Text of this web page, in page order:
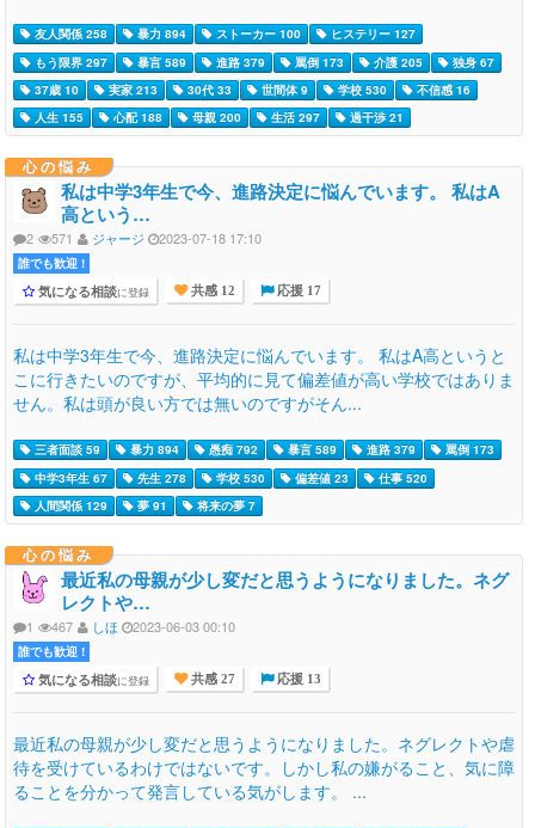
友人関係 258 暴力 894 ストーカー 100
ヒステリー 127
もう限界 297
暴言 589 進路 379 罵倒 173 介護 205
独身 67
37歳 10
実家 213 30代 33 世間体 9 学校 530
不信感 16
人生 155
心配 188 母親 200 生活 297 過干渉 21
心の悩み
私は中学3年生で今、進路決定に悩んでいます。 私はA
高という…
2 571 ジャージ 2023-07-18 17:10
誰でも歓迎 !
気になる相談に登録 共感 12 応援 17
私は中学3年生で今、進路決定に悩んでいます。 私はA高というと
こに行きたいのですが、平均的に見て偏差値が高い学校ではありま
せん。私は頭が良い方では無いのですがそん...
三者面談 59 暴力 894 愚痴 792 暴言 589 進路 379
罵倒 173
中学3年生 67
先生 278 学校 530 偏差値 23
仕事 520
人間関係 129
夢 91 将来の夢 7
心の悩み
最近私の母親が少し変だと思うようになりました。ネグ
レクトや…
1 467 しほ 2023-06-03 00:10
誰でも歓迎 !
気になる相談に登録 共感 27 応援 13
最近私の母親が少し変だと思うようになりました。ネグレクトや虐
待を受けているわけではないです。しかし私の嫌がること、気に障
ることを分かって発言している気がします。 ...